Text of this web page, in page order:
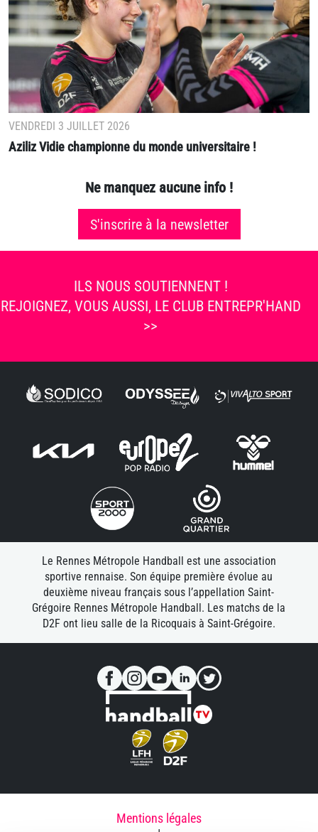
VENDREDI 3 JUILLET 2026
Aziliz Vidie championne du monde universitaire !
Ne manquez aucune info !
S'inscrire à la newsletter
ILS NOUS SOUTIENNENT !
REJOIGNEZ, VOUS AUSSI, LE CLUB ENTREPR'HAND
>>
Le Rennes Métropole Handball est une association
sportive rennaise. Son équipe première évolue au
deuxième niveau français sous l’appellation Saint-
Grégoire Rennes Métropole Handball. Les matchs de la
D2F ont lieu salle de la Ricoquais à Saint-Grégoire.
Mentions légales